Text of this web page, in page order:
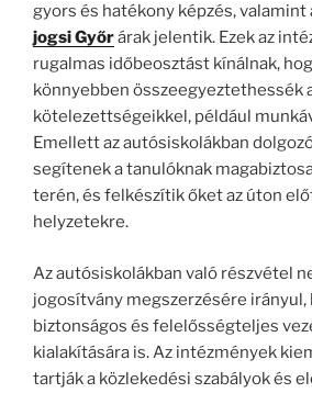
gyors és hatékony képzés, valamint
jogsi Győrárak jelentik. Ezek az
rugalmas időbeosztást kínálnak,
könnyebben összeegyeztethessék
kötelezettségeikkel, például
Emellett az autósiskolákban
segítenek a tanulóknak
terén, és felkészítik őket az úton
helyzetekre.
Az autósiskolákban való részvétel
jogosítvány megszerzésére irányul,
biztonságos és felelősségteljes
kialakítására is. Az intézmények
tartják a közlekedési szabályok és